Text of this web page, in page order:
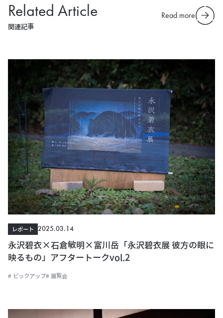
Related Article
関連記事
Read more
レポート
2025.03.14
永沢碧衣×石倉敏明×富川岳「永沢碧衣展 彼方の眼に
映るもの」アフタートークvol.2
# ピックアップ# 展覧会